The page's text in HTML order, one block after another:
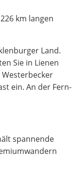
km langen
Land.
Sie in Lienen
ein. An der Fern-
spannende